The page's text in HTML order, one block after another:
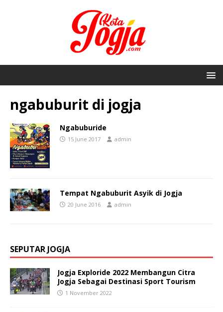
ngabuburit di jogja
Ngabuburide
15 June 2017 admin
Tempat Ngabuburit Asyik di Jogja
20 June 2016 admin
SEPUTAR JOGJA
Jogja Exploride 2022 Membangun Citra
Jogja Sebagai Destinasi Sport Tourism
1 November 2022